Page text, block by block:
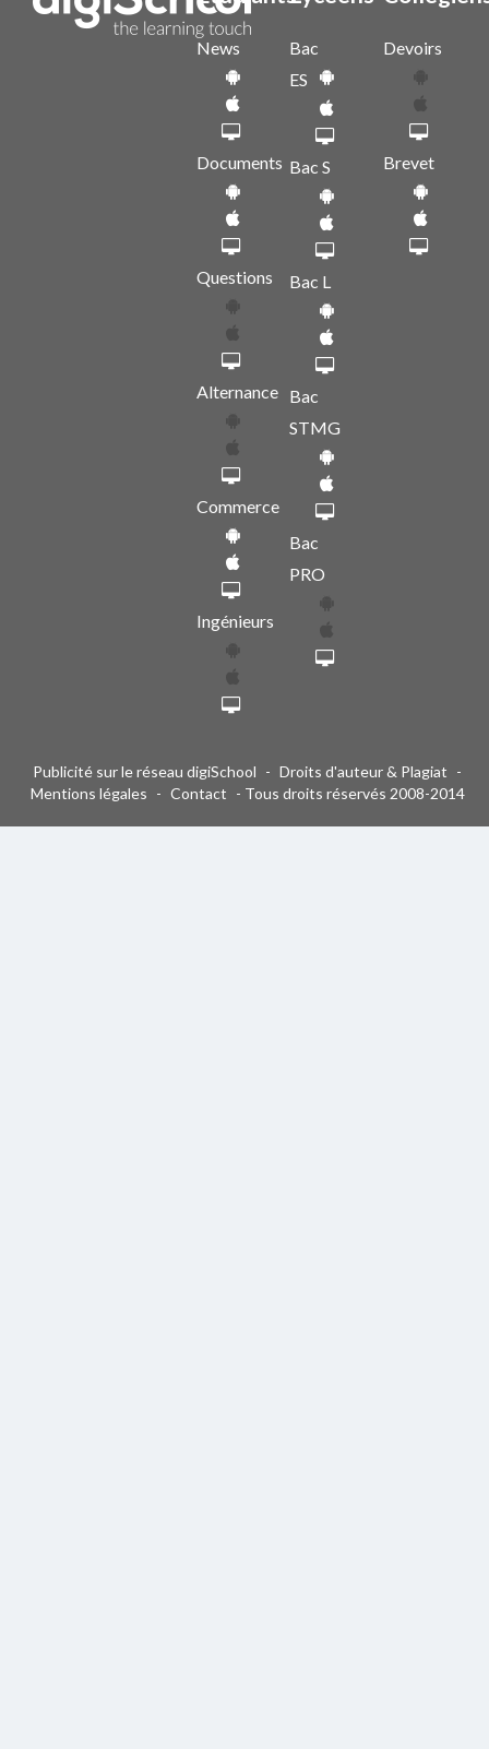
News
Documents
Questions
Alternance
Commerce
Ingénieurs
Bac
ES
Bac S
Bac L
Bac
STMG
Bac
PRO
Devoirs
Brevet
Publicité sur le réseau digiSchool - Droits d'auteur & Plagiat -
Mentions légales - Contact - Tous droits réservés 2008-2014